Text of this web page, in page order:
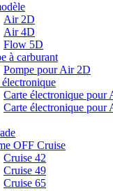
Air 2D
Air 4D
Flow 5D
à carburant
Pompe pour Air 2D
Carte électronique pour
Carte électronique pour
OFF Cruise
Cruise 42
Cruise 49
Cruise 65